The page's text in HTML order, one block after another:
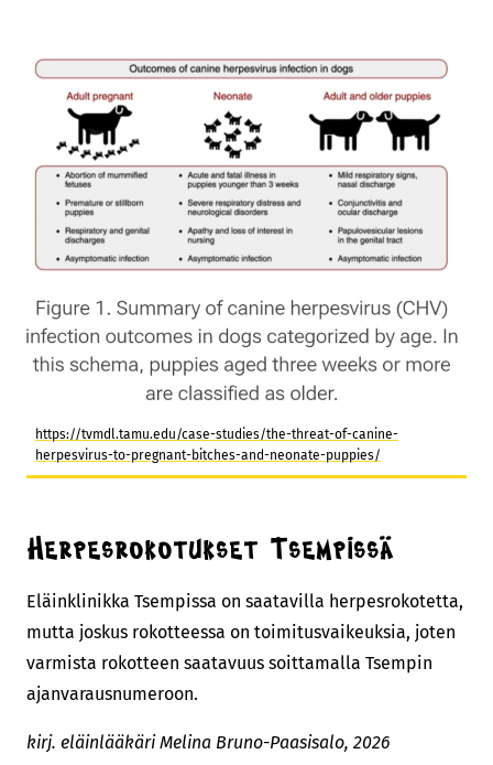
https://tvmdl.tamu.edu/case-studies/the-threat-of-canine-
herpesvirus-to-pregnant-bitches-and-neonate-puppies/
Herpesrokotukset Tsempissä
Eläinklinikka Tsempissa on saatavilla herpesrokotetta,
mutta joskus rokotteessa on toimitusvaikeuksia, joten
varmista rokotteen saatavuus soittamalla Tsempin
ajanvarausnumeroon.
kirj. eläinlääkäri Melina Bruno-Paasisalo, 2026